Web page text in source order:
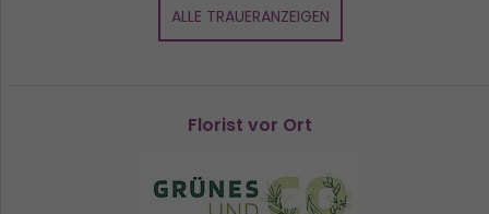
ALLE TRAUERANZEIGEN
Florist vor Ort